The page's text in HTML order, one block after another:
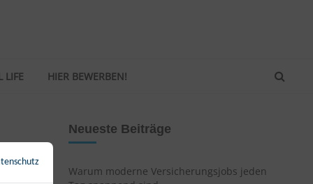
LIFE HIER BEWERBEN!
Neueste Beiträge
Warum moderne Versicherungsjobs jeden
Zurück zur Übersicht